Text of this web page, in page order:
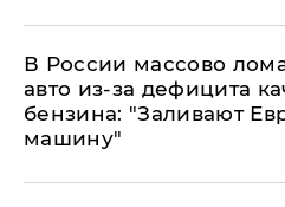
В России массово
авто из-за дефицита
бензина: "Заливают
машину"